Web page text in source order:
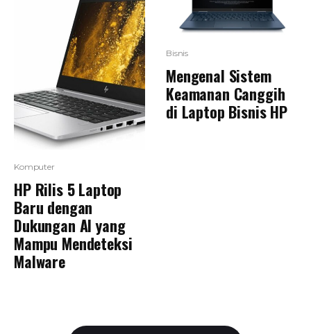
Komputer
HP Rilis 5 Laptop
Baru dengan
Dukungan AI yang
Mampu Mendeteksi
Malware
Bisnis
Mengenal Sistem
Keamanan Canggih
di Laptop Bisnis HP